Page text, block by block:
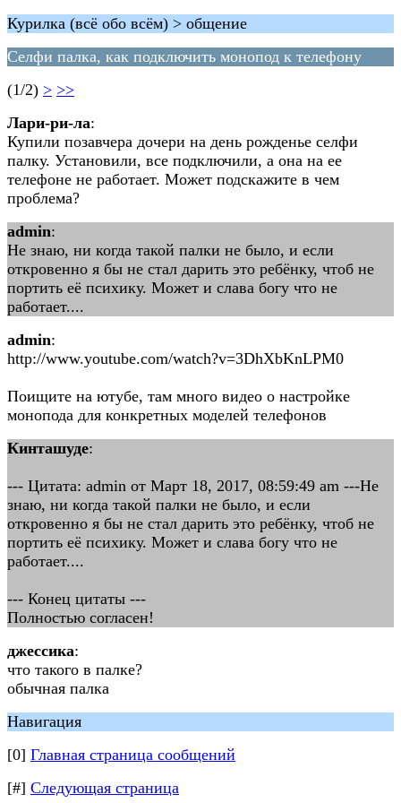
Курилка (всё обо всём) > общение
Селфи палка, как подключить монопод к телефону
(1/2) > >>
Лари-ри-ла:
Купили позавчера дочери на день рожденье селфи
палку. Установили, все подключили, а она на ее
телефоне не работает. Может подскажите в чем
проблема?
admin:
Не знаю, ни когда такой палки не было, и если
откровенно я бы не стал дарить это ребёнку, чтоб не
портить её психику. Может и слава богу что не
работает....
admin:
http://www.youtube.com/watch?v=3DhXbKnLPM0
Поищите на ютубе, там много видео о настройке
монопода для конкретных моделей телефонов
Кинташуде:
--- Цитата: admin от Март 18, 2017, 08:59:49 am ---Не
знаю, ни когда такой палки не было, и если
откровенно я бы не стал дарить это ребёнку, чтоб не
портить её психику. Может и слава богу что не
работает....
--- Конец цитаты ---
Полностью согласен!
джессика:
что такого в палке?
обычная палка
Навигация
[0] Главная страница сообщений
[#] Следующая страница